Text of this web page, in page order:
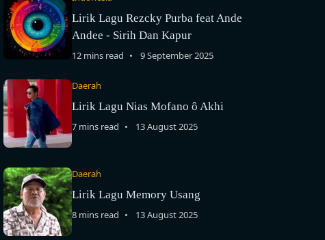
Lirik Lagu Rezcky Purba feat Ande
Andee - Sirih Dan Kapur
12 mins read 9 September 2025
Daerah
Lirik Lagu Nias Mofano ô Akhi
7 mins read 13 August 2025
Daerah
Lirik Lagu Memory Usang
8 mins read 13 August 2025